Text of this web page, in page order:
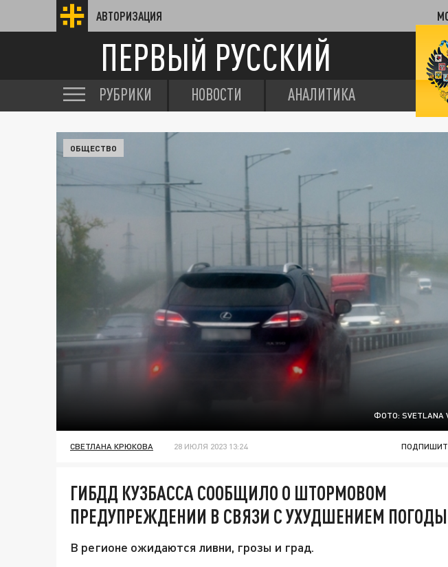
АВТОРИЗАЦИЯ
ПЕРВЫЙ РУССКИЙ
РУБРИКИ НОВОСТИ АНАЛИТИКА
ФОТО: SVETLANA
ОБЩЕСТВО
СВЕТЛАНА КРЮКОВА 28 ИЮЛЯ 2023 13:24
ГИБДД КУЗБАССА СООБЩИЛО О ШТОРМОВОМ
ПРЕДУПРЕЖДЕНИИ В СВЯЗИ С УХУДШЕНИЕМ
В регионе ожидаются ливни, грозы и град.